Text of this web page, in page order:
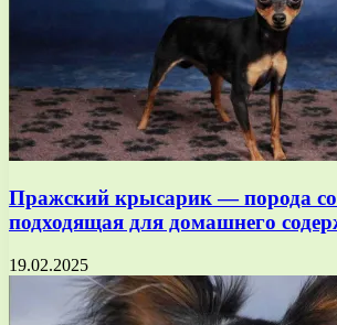
Пражский крысарик — порода
подходящая для домашнего
19.02.2025